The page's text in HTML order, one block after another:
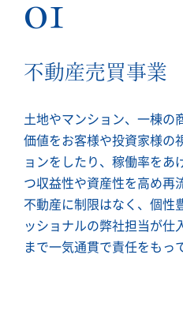
不動産売買事業
土地やマンション、一棟の
価値をお客様や投資家様の
ョンをしたり、稼働率をあ
つ収益性や資産性を高め再
不動産に制限はなく、個性
ッショナルの弊社担当が仕
まで一気通貫で責任をもっ